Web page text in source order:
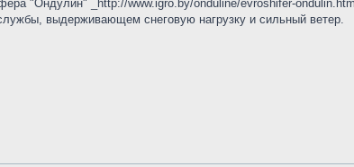
"Ондулин" _http://www.igro.by/onduline/evroshifer-
выдерживающем снеговую нагрузку и сильный ветер.